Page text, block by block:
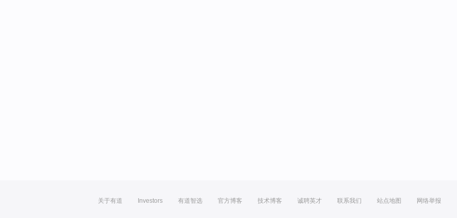
关于有道 Investors 有道智选 官方博客 技术博客 诚聘英才 联系我们 站点地图 网络举报